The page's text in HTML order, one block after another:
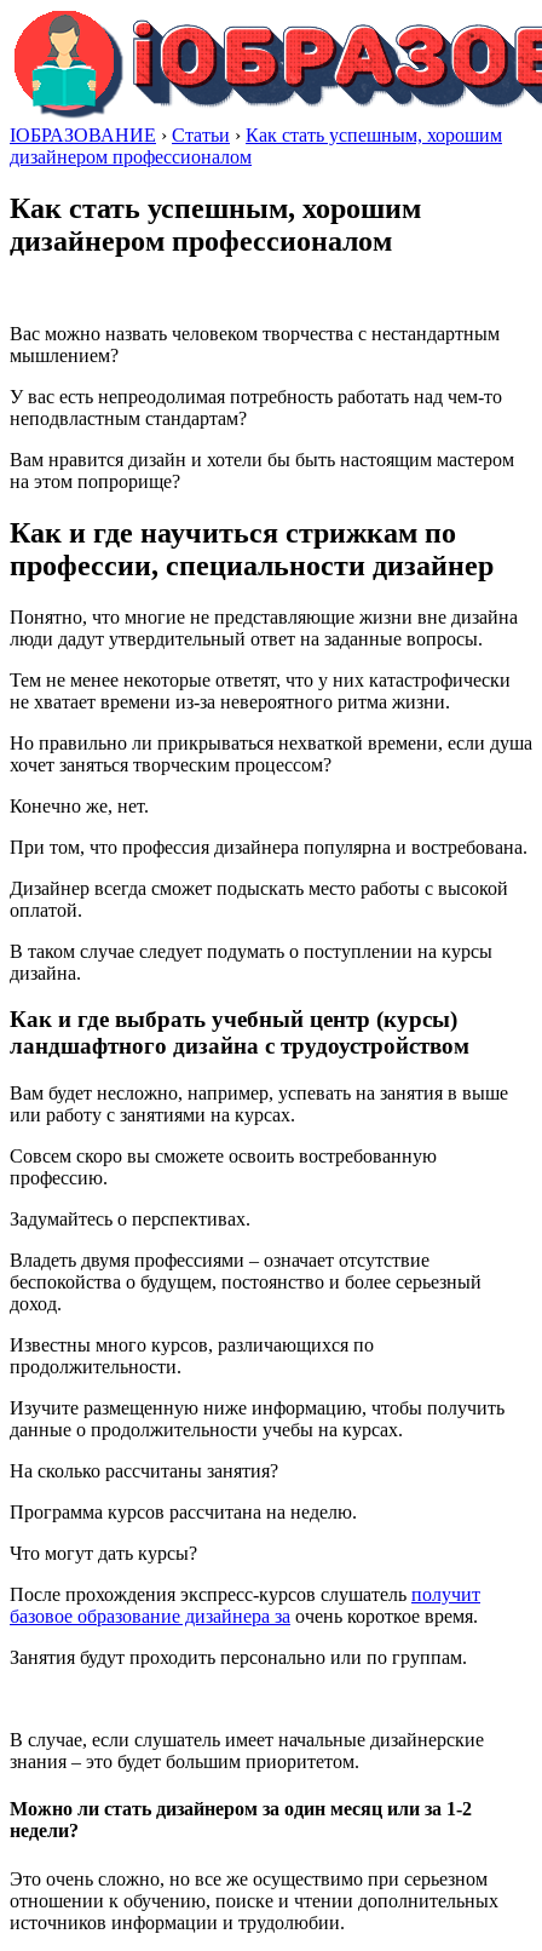
IОБРАЗОВАНИЕ › Статьи › Как стать успешным, хорошим
дизайнером профессионалом
Как стать успешным, хорошим
дизайнером профессионалом
Вас можно назвать человеком творчества с нестандартным
мышлением?
У вас есть непреодолимая потребность работать над чем-то
неподвластным стандартам?
Вам нравится дизайн и хотели бы быть настоящим мастером
на этом попрорище?
Как и где научиться стрижкам по
профессии, специальности дизайнер
Понятно, что многие не представляющие жизни вне дизайна
люди дадут утвердительный ответ на заданные вопросы.
Тем не менее некоторые ответят, что у них катастрофически
не хватает времени из-за невероятного ритма жизни.
Но правильно ли прикрываться нехваткой времени, если душа
хочет заняться творческим процессом?
Конечно же, нет.
При том, что профессия дизайнера популярна и востребована.
Дизайнер всегда сможет подыскать место работы с высокой
оплатой.
В таком случае следует подумать о поступлении на курсы
дизайна.
Как и где выбрать учебный центр (курсы)
ландшафтного дизайна с трудоустройством
Вам будет несложно, например, успевать на занятия в выше
или работу с занятиями на курсах.
Совсем скоро вы сможете освоить востребованную
профессию.
Задумайтесь о перспективах.
Владеть двумя профессиями – означает отсутствие
беспокойства о будущем, постоянство и более серьезный
доход.
Известны много курсов, различающихся по
продолжительности.
Изучите размещенную ниже информацию, чтобы получить
данные о продолжительности учебы на курсах.
На сколько рассчитаны занятия?
Программа курсов рассчитана на неделю.
Что могут дать курсы?
После прохождения экспресс-курсов слушатель получит
базовое образование дизайнера за очень короткое время.
Занятия будут проходить персонально или по группам.
В случае, если слушатель имеет начальные дизайнерские
знания – это будет большим приоритетом.
Можно ли стать дизайнером за один месяц или за 1-2
недели?
Это очень сложно, но все же осуществимо при серьезном
отношении к обучению, поиске и чтении дополнительных
источников информации и трудолюбии.